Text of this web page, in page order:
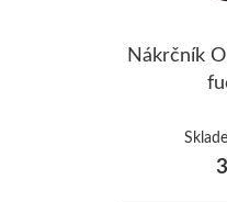
Nákrčník